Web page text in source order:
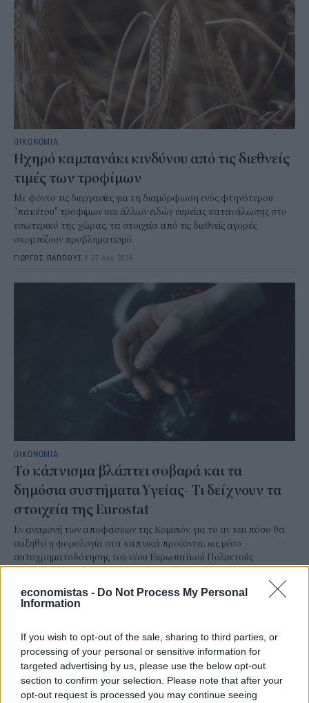
economistas - Do Not Process My Personal
Information
If you wish to opt-out of the sale, sharing to third parties, or
processing of your personal or sensitive information for
targeted advertising by us, please use the below opt-out
section to confirm your selection. Please note that after your
opt-out request is processed you may continue seeing
ΟΙΚΟΝΟΜΙΑ
Ηχηρό καμπανάκι κινδύνου από τις διεθνείς
τιμές των τροφίμων
Με φόντο τις διεργασίες για τη διαμόρφωση ενός φτηνότερου
"πακέτου" τροφίμων και άλλων ειδών ευρείας κατανάλωσης στο
εσωτερικό της χώρας, τα στοιχεία από τις διεθνείς αγορές
σκορπίζουν προβληματισμό.
ΓΙΩΡΓΟΣ ΠΑΠΠΟΥΣ / 07 Αυγ 2026
ΟΙΚΟΝΟΜΙΑ
Το κάπνισμα βλάπτει σοβαρά και τα
δημόσια συστήματα Υγείας- Τι δείχνουν τα
στοιχεία της Eurostat
Εν αναμονή των αποφάσεων της Κομισιόν, για το αν και πόσο θα
αυξηθεί η φορολογία στα καπνικά προϊόντα, ως μέσο
αυτοχρηματοδότησης του νέου Ευρωπαϊκού Πολυετούς
Προϋπολογισμού, τα νέα στοιχεία της Eurostat ενισχύουν τα
επιχειρήματα όσων υποστηρίζουν ότι η αύξηση της φορολογίας
στα καπνικά δεν θα ωφελήσει μόνο τα κοινοτικά ταμεία, αλλά και